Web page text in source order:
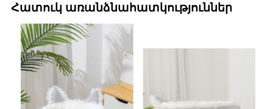
Հատուկ առանձնահատկություններ